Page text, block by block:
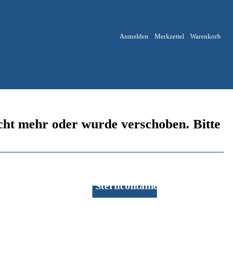
Anmelden Merkzettel Warenkorb
mehr oder wurde verschoben. Bitte
Sterilcontainer